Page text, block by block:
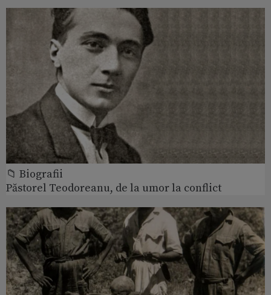
📁 Biografii
Păstorel Teodoreanu, de la umor la conflict